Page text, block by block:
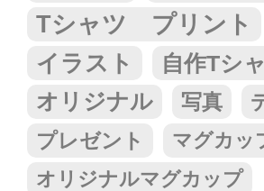
Tシャツ プリント
イラスト 自作Tシ
オリジナル 写真
プレゼント
マグカッ
オリジナルマグカップ